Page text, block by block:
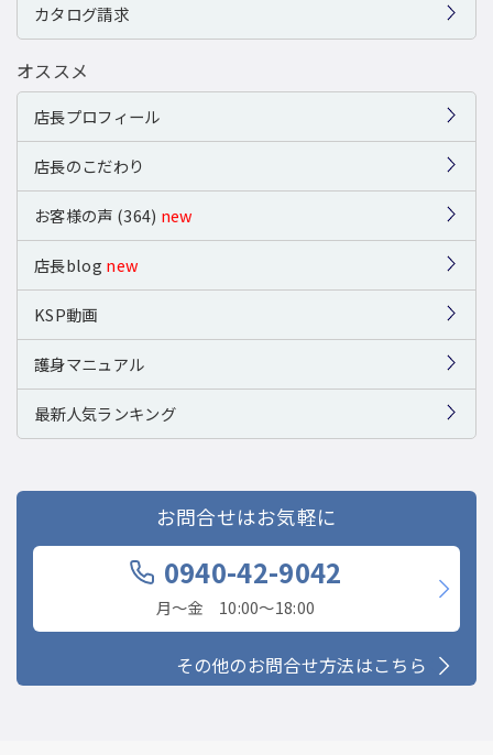
カタログ請求
オススメ
店長プロフィール
店長のこだわり
お客様の声 (364) new
店長blog new
KSP動画
護身マニュアル
最新人気ランキング
お問合せはお気軽に
0940-42-9042
月〜金 10:00〜18:00
その他のお問合せ方法はこちら